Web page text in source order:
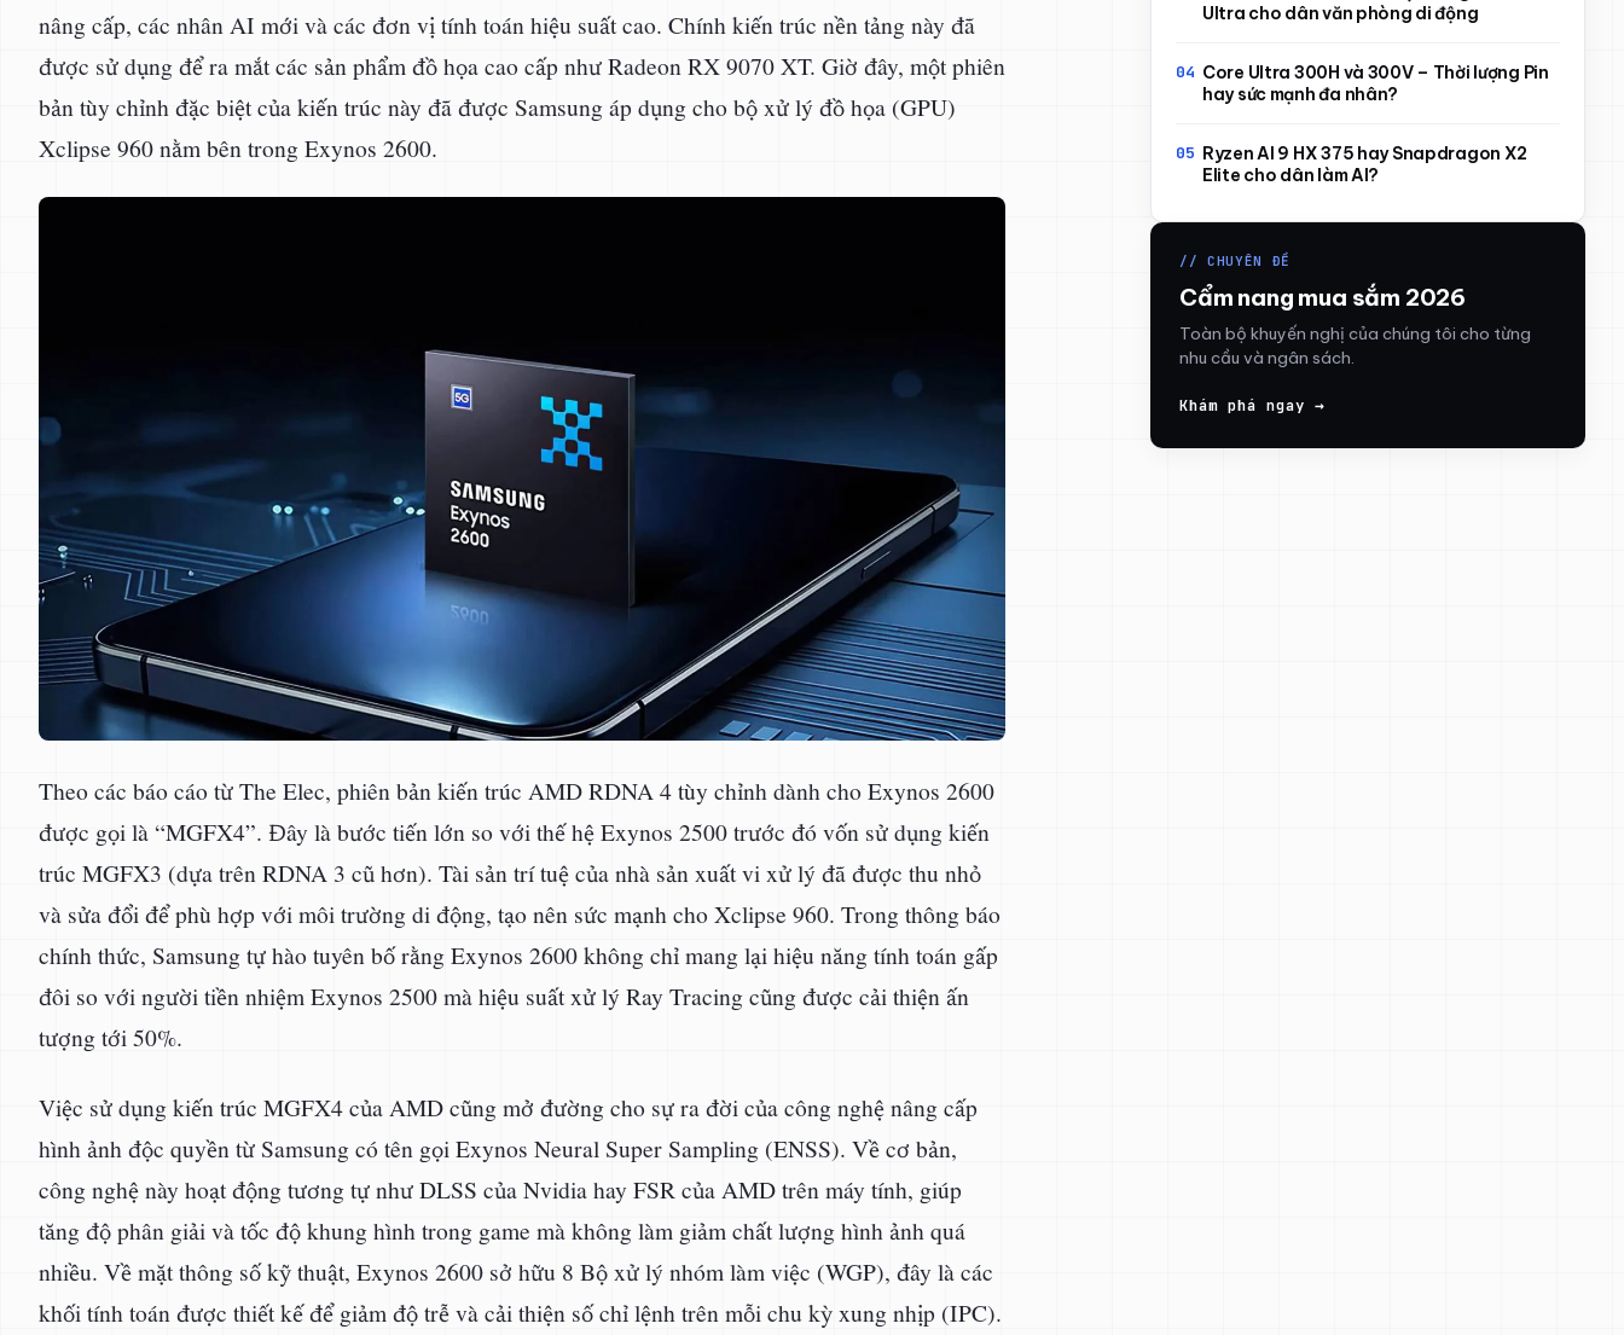
nâng cấp, các nhân AI mới và các đơn vị tính toán hiệu suất cao. Chính kiến trúc nền tảng này đã
được sử dụng để ra mắt các sản phẩm đồ họa cao cấp như Radeon RX 9070 XT. Giờ đây, một phiên
bản tùy chỉnh đặc biệt của kiến trúc này đã được Samsung áp dụng cho bộ xử lý đồ họa (GPU)
Xclipse 960 nằm bên trong Exynos 2600.
Theo các báo cáo từ The Elec, phiên bản kiến trúc AMD RDNA 4 tùy chỉnh dành cho Exynos 2600
được gọi là “MGFX4”. Đây là bước tiến lớn so với thế hệ Exynos 2500 trước đó vốn sử dụng kiến
trúc MGFX3 (dựa trên RDNA 3 cũ hơn). Tài sản trí tuệ của nhà sản xuất vi xử lý đã được thu nhỏ
và sửa đổi để phù hợp với môi trường di động, tạo nên sức mạnh cho Xclipse 960. Trong thông báo
chính thức, Samsung tự hào tuyên bố rằng Exynos 2600 không chỉ mang lại hiệu năng tính toán gấp
đôi so với người tiền nhiệm Exynos 2500 mà hiệu suất xử lý Ray Tracing cũng được cải thiện ấn
tượng tới 50%.
Việc sử dụng kiến trúc MGFX4 của AMD cũng mở đường cho sự ra đời của công nghệ nâng cấp
hình ảnh độc quyền từ Samsung có tên gọi Exynos Neural Super Sampling (ENSS). Về cơ bản,
công nghệ này hoạt động tương tự như DLSS của Nvidia hay FSR của AMD trên máy tính, giúp
tăng độ phân giải và tốc độ khung hình trong game mà không làm giảm chất lượng hình ảnh quá
nhiều. Về mặt thông số kỹ thuật, Exynos 2600 sở hữu 8 Bộ xử lý nhóm làm việc (WGP), đây là các
khối tính toán được thiết kế để giảm độ trễ và cải thiện số chỉ lệnh trên mỗi chu kỳ xung nhịp (IPC).
Ultra cho dân văn phòng di động
Core Ultra 300H và 300V – Thời lượng Pin
hay sức mạnh đa nhân?
Ryzen AI 9 HX 375 hay Snapdragon X2
Elite cho dân làm AI?
// CHUYÊN ĐỀ
Cẩm nang mua sắm 2026
Toàn bộ khuyến nghị của chúng tôi cho từng
nhu cầu và ngân sách.
Khám phá ngay →